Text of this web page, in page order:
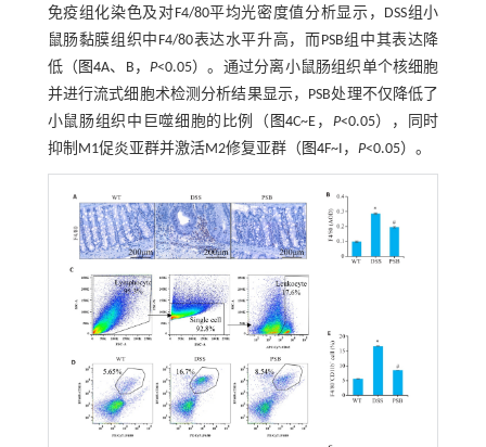
免疫组化染色及对F4/80平均光密度值分析显示，DSS组小
鼠肠黏膜组织中F4/80表达水平升高，而PSB组中其表达降
低（ 图4A、B，P<0.05）。通过分离小鼠肠组织单个核细胞
并进行流式细胞术检测分析结果显示，PSB处理不仅降低了
小鼠肠组织中巨噬细胞的比例（ 图4C~E， P<0.05），同时
抑制M1促炎亚群并激活M2修复亚群（ 图4F~I， P<0.05）。